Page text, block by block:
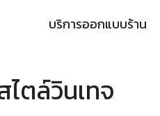
บริการออกแบบร้าน
ตล์วินเทจ